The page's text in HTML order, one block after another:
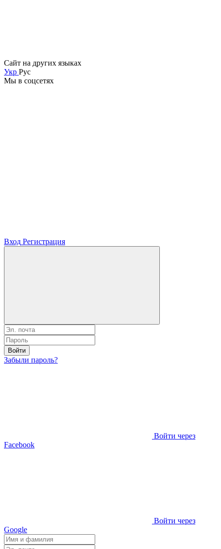
Сайт на других языках
Укр Рус
Мы в соцсетях
Вход Регистрация
Войти
Забыли пароль?
Войти через
Facebook
Войти через
Google